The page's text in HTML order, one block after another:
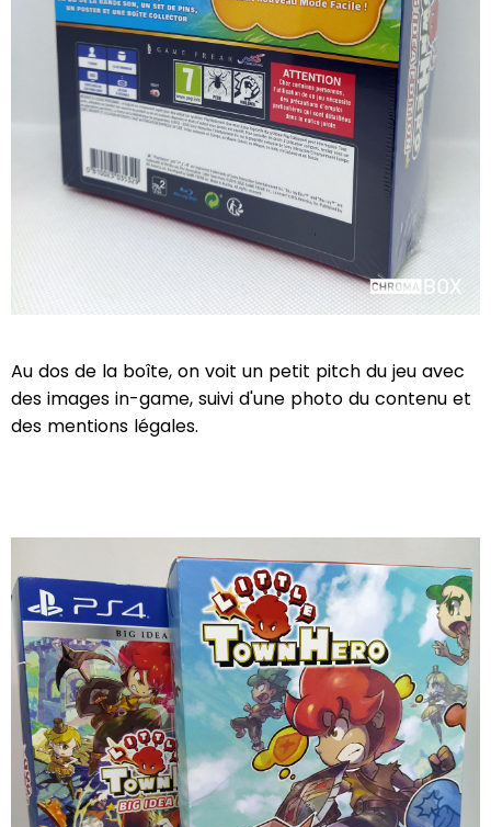
Au dos de la boîte, on voit un petit pitch du jeu avec
des images in-game, suivi d'une photo du contenu et
des mentions légales.